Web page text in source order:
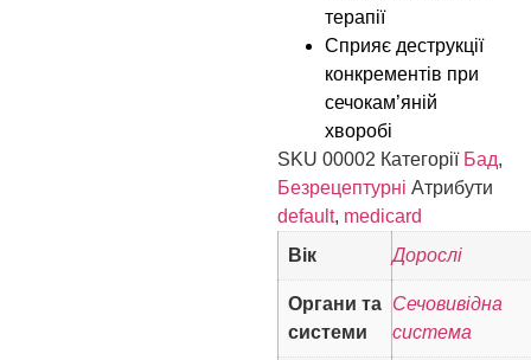
терапії
Сприяє деструкції
конкрементів при
сечокам’яній
хворобі
SKU 00002 Категорії Бад,
Безрецептурні Атрибути
default, medicard
Вік
Дорослі
Органи та
системи
Сечовивідна
система